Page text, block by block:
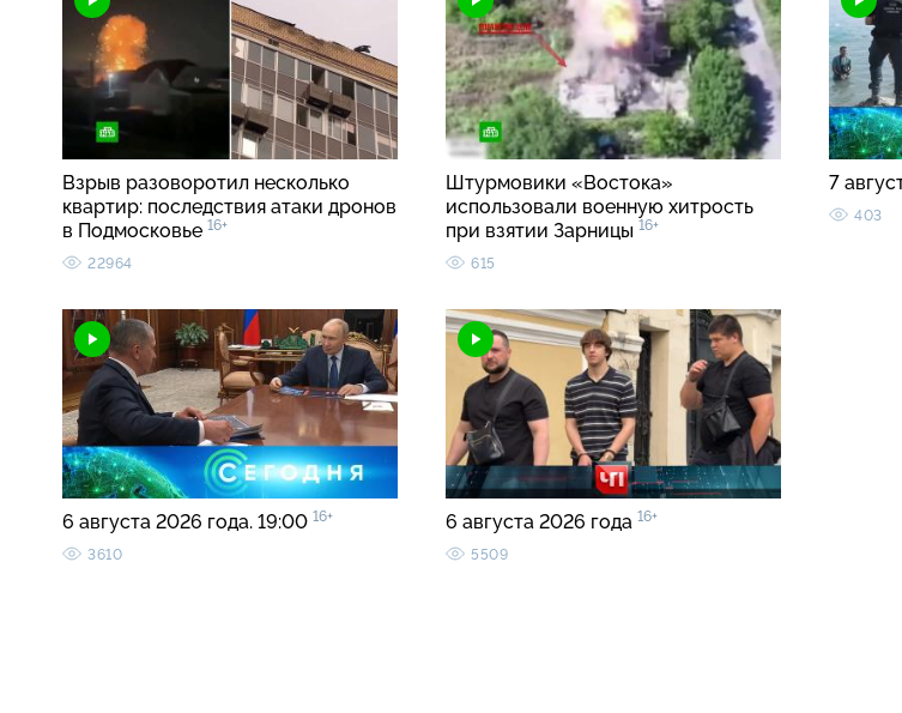
Взрыв разоворотил несколько
квартир: последствия атаки дронов
в Подмосковье 16+
22964
Штурмовики «Востока»
использовали военную хитрость
при взятии Зарницы 16+
615
7
403
6 августа 2026 года. 19:00 16+
3610
6 августа 2026 года 16+
5509